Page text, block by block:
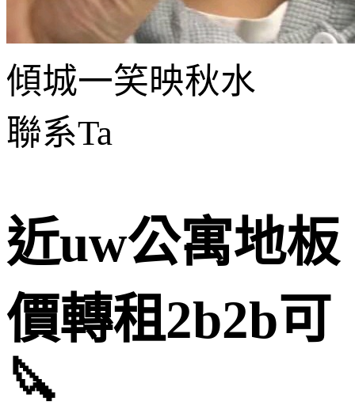
傾城一笑映秋水
聯系Ta
近uw公寓地板
價轉租2b2b可
🔪